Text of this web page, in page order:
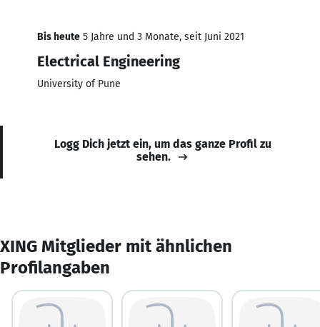
Bis heute 5 Jahre und 3 Monate, seit Juni 2021
Electrical Engineering
University of Pune
Logg Dich jetzt ein, um das ganze Profil zu
sehen.
XING Mitglieder mit ähnlichen
Profilangaben